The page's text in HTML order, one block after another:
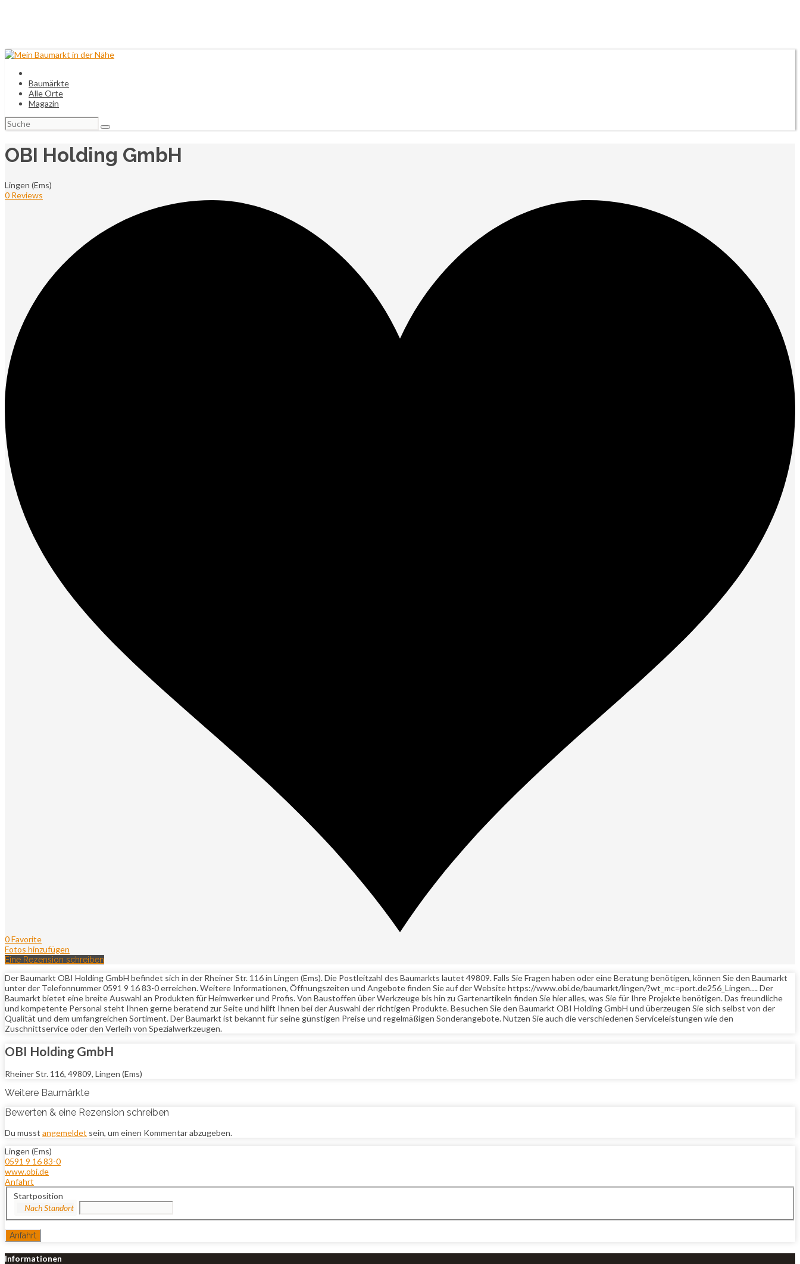
Baumärkte
Alle Orte
Magazin
Suchen
nach:
OBI Holding GmbH
Lingen (Ems)
0 Reviews
0 Favorite
Fotos hinzufügen
Eine Rezension schreiben
Der Baumarkt OBI Holding GmbH befindet sich in der Rheiner Str. 116 in Lingen (Ems). Die Postleitzahl des Baumarkts lautet 49809. Falls Sie Fragen haben oder eine Beratung benötigen, können Sie den Baumarkt
unter der Telefonnummer 0591 9 16 83-0 erreichen. Weitere Informationen, Öffnungszeiten und Angebote finden Sie auf der Website https://www.obi.de/baumarkt/lingen/?wt_mc=port.de256_Lingen…. Der
Baumarkt bietet eine breite Auswahl an Produkten für Heimwerker und Profis. Von Baustoffen über Werkzeuge bis hin zu Gartenartikeln finden Sie hier alles, was Sie für Ihre Projekte benötigen. Das freundliche
und kompetente Personal steht Ihnen gerne beratend zur Seite und hilft Ihnen bei der Auswahl der richtigen Produkte. Besuchen Sie den Baumarkt OBI Holding GmbH und überzeugen Sie sich selbst von der
Qualität und dem umfangreichen Sortiment. Der Baumarkt ist bekannt für seine günstigen Preise und regelmäßigen Sonderangebote. Nutzen Sie auch die verschiedenen Serviceleistungen wie den
Zuschnittservice oder den Verleih von Spezialwerkzeugen.
OBI Holding GmbH
Rheiner Str. 116, 49809, Lingen (Ems)
Weitere Baumärkte
Bewerten & eine Rezension schreiben
Du musst angemeldet sein, um einen Kommentar abzugeben.
Lingen (Ems)
0591 9 16 83-0
www.obi.de
Anfahrt
Startposition
Informationen